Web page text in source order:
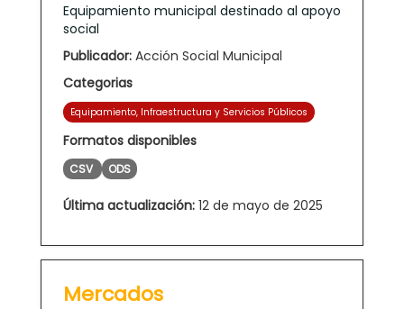
Equipamiento municipal destinado al apoyo
social
Publicador: Acción Social Municipal
Categorias
Equipamiento, Infraestructura y Servicios Públicos
Formatos disponibles
CSV ODS
Última actualización: 12 de mayo de 2025
Mercados